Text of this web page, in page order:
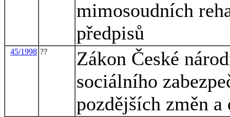
mimosoudních
předpisů
45/1998 ??
Zákon České
sociálního
pozdějších změn